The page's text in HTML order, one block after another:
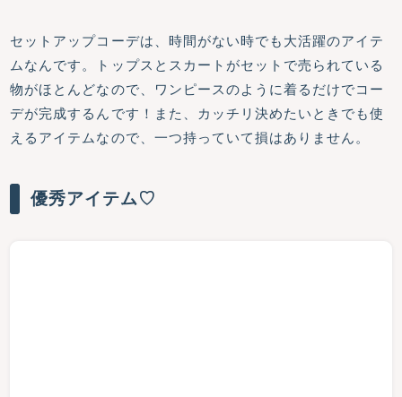
セットアップコーデは、時間がない時でも大活躍のアイテ
ムなんです。トップスとスカートがセットで売られている
物がほとんどなので、ワンピースのように着るだけでコー
デが完成するんです！また、カッチリ決めたいときでも使
えるアイテムなので、一つ持っていて損はありません。
優秀アイテム♡